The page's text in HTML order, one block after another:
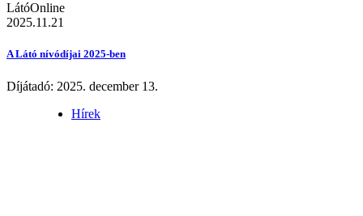
LátóOnline
2025.11.21
A Látó nívódíjai 2025-ben
Díjátadó: 2025. december 13.
Hírek